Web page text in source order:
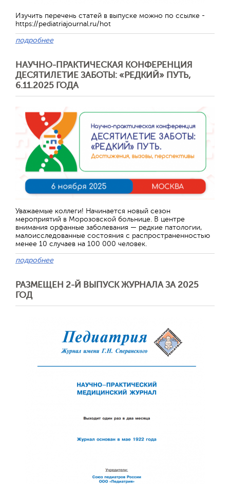
Изучить перечень статей в выпуске можно по ссылке -
https://pediatriajournal.ru/hot
подробнее
НАУЧНО-ПРАКТИЧЕСКАЯ КОНФЕРЕНЦИЯ
ДЕСЯТИЛЕТИЕ ЗАБОТЫ: «РЕДКИЙ» ПУТЬ,
6.11.2025 ГОДА
Уважаемые коллеги! Начинается новый сезон
мероприятий в Морозовской больнице. В центре
внимания орфанные заболевания — редкие патологии,
малоисследованные состояния с распространенностью
менее 10 случаев на 100 000 человек.
подробнее
РАЗМЕЩЕН 2-Й ВЫПУСК ЖУРНАЛА ЗА 2025
ГОД
Отправить